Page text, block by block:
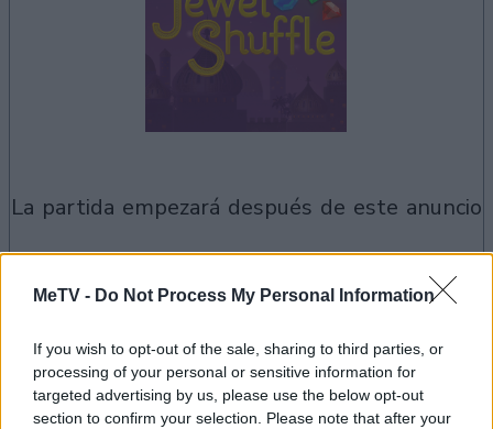
MeTV - Do Not Process My Personal Information
If you wish to opt-out of the sale, sharing to third parties, or
processing of your personal or sensitive information for
targeted advertising by us, please use the below opt-out
section to confirm your selection. Please note that after your
la partida empezará después de este anuncio
Anuncio
Si juegas a Jewel Shuffle, también podría